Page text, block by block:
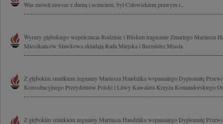
Was mówił zawsze z dumą i uczuciem, był Człowiekiem prawym i...
Wyrazy głębokiego współczucia Rodzinie i Bliskim tragicznie Zmarłego Mariusza
Mieszkańców Sławkowa składają Rada Miejska i Burmistrz Miasta
Z głębokim smutkiem żegnamy Mariusza Handzlika wspaniałego Dyplomatę
Konsultacyjnego Prezydentów Polski i Litwy Kawalera Krzyża Komandorskiego
Z głębokim smutkiem żegnamy Mariusza Handzlika wspaniałego Dyplomatę